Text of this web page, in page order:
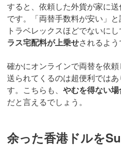
すると、依頼した外貨が家に
です。「両替手数料が安い」
トラベレックスほどでないにし
ラス宅配料が上乗せされるよう
確かにオンラインで両替を依
送られてくるのは超便利では
す。こちらも、 やむを得ない
だと言えるでしょう。
余った香港ドルを